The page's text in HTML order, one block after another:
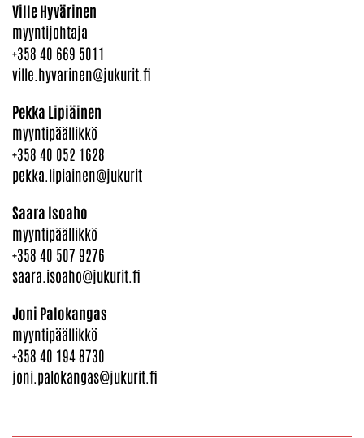
Ville Hyvärinen
myyntijohtaja
+358 40 669 5011
ville.hyvarinen@jukurit.fi
Pekka Lipiäinen
myyntipäällikkö
+358 40 052 1628
pekka.lipiainen@jukurit
Saara Isoaho
myyntipäällikkö
+358 40 507 9276
saara.isoaho@jukurit.fi
Joni Palokangas
myyntipäällikkö
+358 40 194 8730
joni.palokangas@jukurit.fi